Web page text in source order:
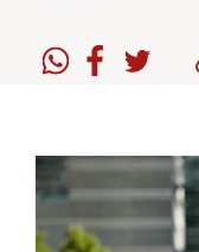
Formación Continua
Académicos
Funcionarios